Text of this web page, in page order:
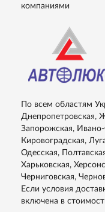
компаниями
По всем областям
Днепропетровская,
Запорожская,
Кировоградская,
Одесская,
Харьковская,
Черниговская,
Если условия
включена в